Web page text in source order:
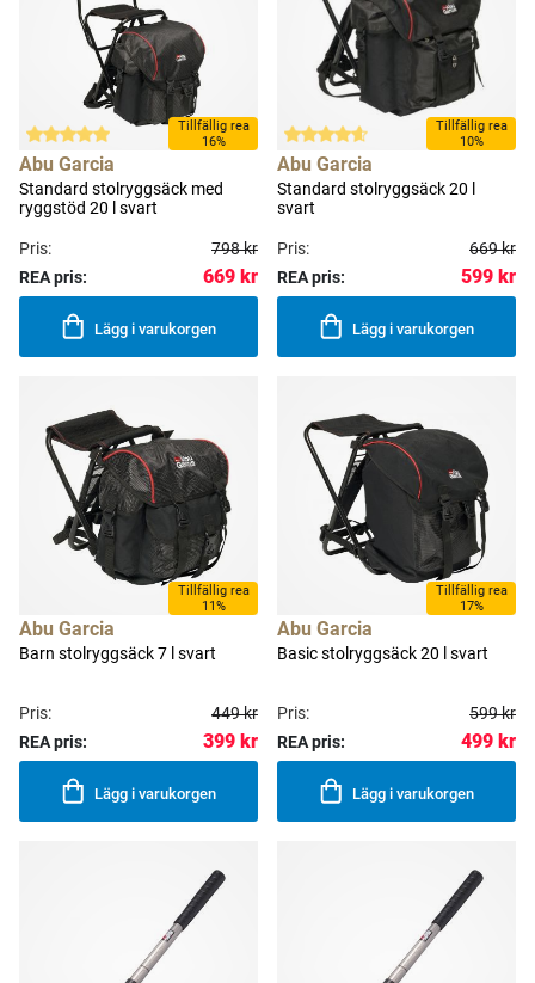
Tillfällig rea
16%
Abu Garcia
Standard stolryggsäck med
ryggstöd 20 l svart
Pris:
798 kr
REA pris:
669 kr
Lägg i varukorgen
Tillfällig rea
10%
Abu Garcia
Standard stolryggsäck 20 l
svart
Pris:
669 kr
REA pris:
599 kr
Lägg i varukorgen
Tillfällig rea
11%
Abu Garcia
Barn stolryggsäck 7 l svart
Pris:
449 kr
REA pris:
399 kr
Lägg i varukorgen
Tillfällig rea
17%
Abu Garcia
Basic stolryggsäck 20 l svart
Pris:
599 kr
REA pris:
499 kr
Lägg i varukorgen